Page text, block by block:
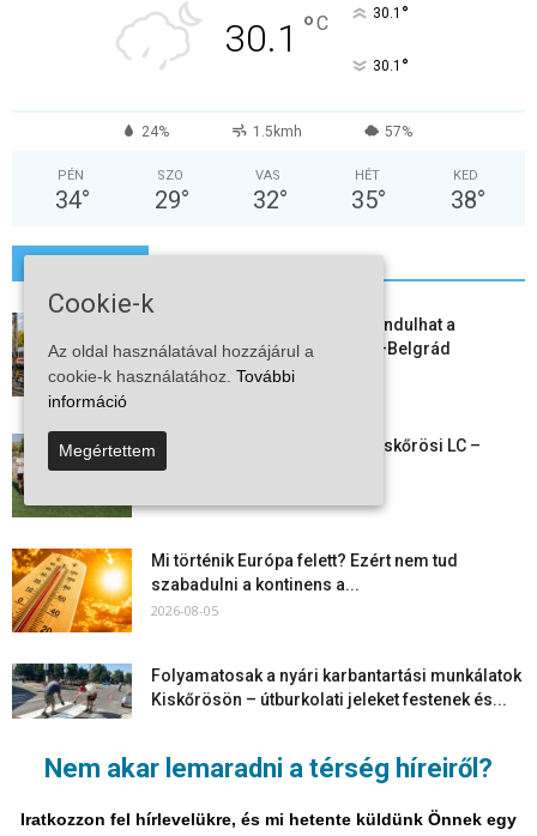
Nem akar lemaradni a térség híreiről?
Iratkozzon fel hírlevelükre, és mi hetente küldünk Önnek egy
30.1 °C 30.1 °
30.1 °
24% 1.5kmh 57%
PÉN
34°
SZO
29°
VAS
32°
HÉT
35°
KED
38°
Vitézy Dávid: már ősszel újraindulhat a
személyszállítás a Budapest–Belgrád
vasútvonalon
Megkezdte a felkészülést a Kiskőrösi LC –
együtt maradt a keret,...
Mi történik Európa felett? Ezért nem tud
szabadulni a kontinens a...
2026-08-05
Folyamatosak a nyári karbantartási munkálatok
Kiskőrösön – útburkolati jeleket festenek és...
Bács-Kiskun útjain –...
Cookie-k
Az oldal használatával hozzájárul a
cookie-k használatához. További
információ
Megértettem